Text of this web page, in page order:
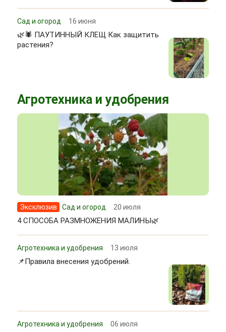
Сад и огород 16 июня
🌿🕷 ПАУТИННЫЙ КЛЕЩ Как защитить
растения?
Агротехника и удобрения
Эксклюзив Сад и огород 20 июля
4 СПОСОБА РАЗМНОЖЕНИЯ МАЛИНЫ🌿
Агротехника и удобрения 13 июля
📌Правила внесения удобрений.
Агротехника и удобрения 06 июля